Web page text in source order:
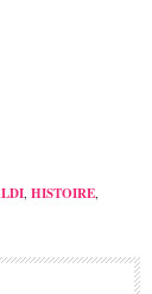
, HISTOIRE,